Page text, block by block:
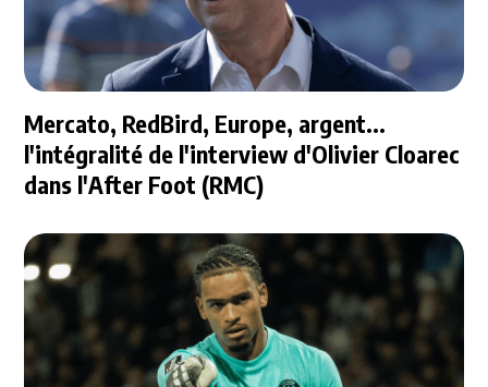
Mercato, RedBird, Europe, argent...
l'intégralité de l'interview d'Olivier Cloarec
dans l'After Foot (RMC)